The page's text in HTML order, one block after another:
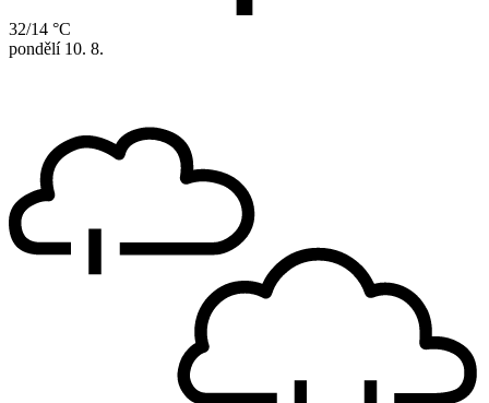
32/14 °C
pondělí 10. 8.